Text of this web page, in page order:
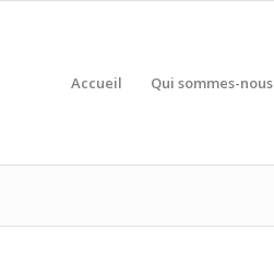
Accueil Qui sommes-nous